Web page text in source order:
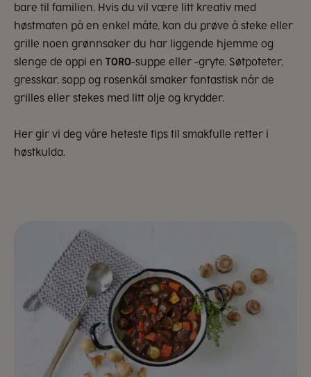
bare til familien. Hvis du vil være litt kreativ med
høstmaten på en enkel måte, kan du prøve å steke eller
grille noen grønnsaker du har liggende hjemme og
slenge de oppi en TORO-suppe eller -gryte. Søtpoteter,
gresskar, sopp og rosenkål smaker fantastisk når de
grilles eller stekes med litt olje og krydder.
Her gir vi deg våre heteste tips til smakfulle retter i
høstkulda.